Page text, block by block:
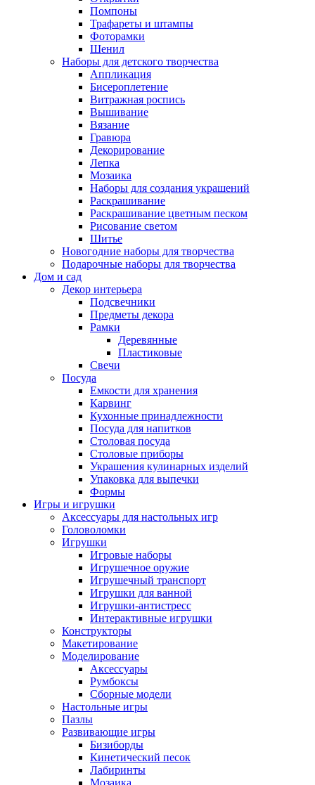
Помпоны
Трафареты и штампы
Фоторамки
Шенил
Наборы для детского творчества
Аппликация
Бисероплетение
Витражная роспись
Вышивание
Вязание
Гравюра
Декорирование
Лепка
Мозаика
Наборы для создания украшений
Раскрашивание
Раскрашивание цветным песком
Рисование светом
Шитье
Новогодние наборы для творчества
Подарочные наборы для творчества
Дом и сад
Декор интерьера
Подсвечники
Предметы декора
Рамки
Деревянные
Пластиковые
Свечи
Посуда
Емкости для хранения
Карвинг
Кухонные принадлежности
Посуда для напитков
Столовая посуда
Столовые приборы
Украшения кулинарных изделий
Упаковка для выпечки
Формы
Игры и игрушки
Аксессуары для настольных игр
Головоломки
Игрушки
Игровые наборы
Игрушечное оружие
Игрушечный транспорт
Игрушки для ванной
Игрушки-антистресс
Интерактивные игрушки
Конструкторы
Макетирование
Моделирование
Аксессуары
Румбоксы
Сборные модели
Настольные игры
Пазлы
Развивающие игры
Бизиборды
Кинетический песок
Лабиринты
Мозаика